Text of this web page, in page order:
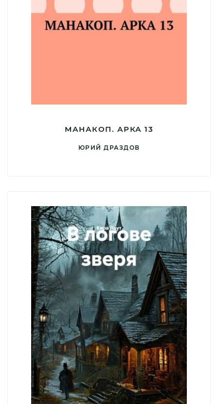
МАНАКОП. АРКА 13
ЮРИЙ ДРАЗДОВ